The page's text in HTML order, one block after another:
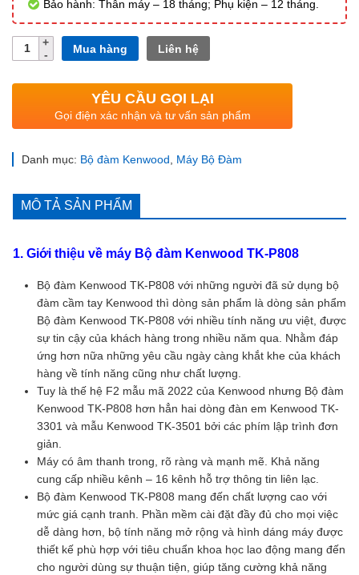
Bảo hành: Thân máy – 18 tháng; Phụ kiện – 12 tháng.
Số
lượng
Mua hàng Liên hệ
YÊU CẦU GỌI LẠI
Gọi điện xác nhận và tư vấn sản phẩm
Danh mục: Bộ đàm Kenwood Máy Bộ Đàm
MÔ TẢ SẢN PHẨM
1. Giới thiệu về máy Bộ đàm Kenwood TK-P808
Bộ đàm Kenwood TK-P808 với những người đã sử dụng bộ
đàm cầm tay Kenwood thì dòng sản phẩm là dòng sản phẩm
Bộ đàm Kenwood TK-P808 với nhiều tính năng ưu việt, được
sự tin cậy của khách hàng trong nhiều năm qua. Nhằm đáp
ứng hơn nữa những yêu cầu ngày càng khắt khe của khách
hàng về tính năng cũng như chất lượng.
Tuy là thế hệ F2 mẫu mã 2022 của Kenwood nhưng Bộ đàm
Kenwood TK-P808 hơn hẳn hai dòng đàn em Kenwood TK-
3301 và mẫu Kenwood TK-3501 bởi các phím lập trình đơn
giản.
Máy có âm thanh trong, rõ ràng và mạnh mẽ. Khả năng
cung cấp nhiều kênh – 16 kênh hỗ trợ thông tin liên lạc.
Bộ đàm Kenwood TK-P808 mang đến chất lượng cao với
mức giá cạnh tranh. Phần mềm cài đặt đầy đủ cho mọi việc
dễ dàng hơn, bộ tính năng mở rộng và hình dáng máy được
thiết kế phù hợp với tiêu chuẩn khoa học lao động mang đến
cho người dùng sự thuận tiện, giúp tăng cường khả năng